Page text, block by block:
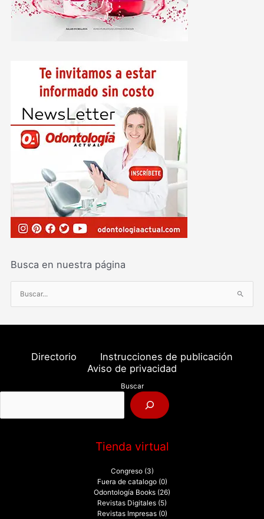
Busca en nuestra página
u
s
o
:
Directorio
Instrucciones de publicación
Aviso de privacidad
Buscar
Tienda virtual
Congreso (3)
Fuera de catalogo (0)
Odontología Books (26)
Revistas Digitales (5)
Revistas Impresas (0)